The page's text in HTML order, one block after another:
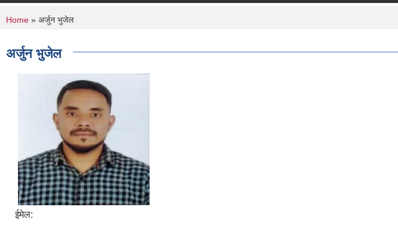
You are here
Home » अर्जुन भुजेल
अर्जुन भुजेल
ईमेल: